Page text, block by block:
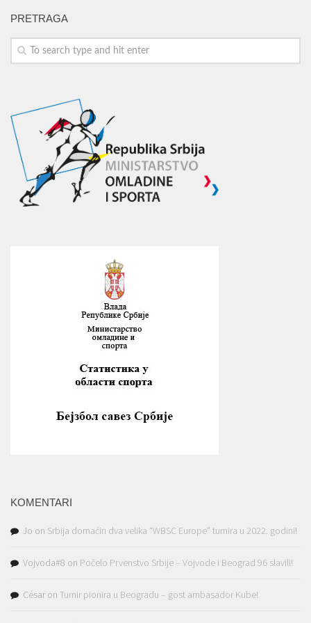
PRETRAGA
KOMENTARI
Jo on Srbija domaćin dva velika “WBSC Europe” turnira u 2022. godini!
Vojvoda#8 on Počelo Prvenstvo Srbije – Vojvode i Beograd 96 slavili!
César on Turnir pionira u Beogradu – gost ambasador Kube!